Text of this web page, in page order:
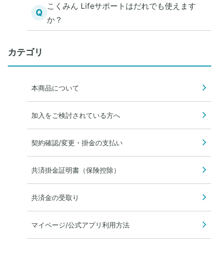
Q
こくみん Lifeサポートはだれでも使えます
か？
カテゴリ
本商品について
加入をご検討されている方へ
契約確認/変更・掛金の支払い
共済掛金証明書（保険控除）
共済金の受取り
マイページ/公式アプリ利用方法